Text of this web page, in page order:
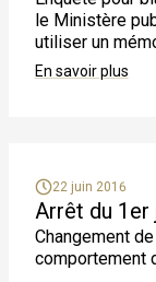
le Ministère
utiliser un
En savoir plus
22 juin 2016
Arrêt du 1er
Changement
comportement